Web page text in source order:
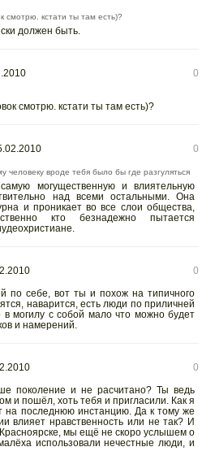
смотрю. кстати ты там есть)?
должен быть.
0
смотрю. кстати ты там есть)?
0
человеку вроде тебя было бы где разгуляться
могущественную и влиятельную
над всеми остальными. Она
и проникает во все слои общества,
кто безнадежно пытается
0
по себе, вот ты и похож на типичного
наварится, есть люди по приличней
в могилу с собой мало что можно будет
и намерений.
0
поколение и не расчитано? Ты ведь
и пошёл, хоть тебя и пригласили. Как я
на последнюю инстанцию. Да к тому же
влияет нравственность или не так? И
мы ещё не скоро услышем о
использовали нечестные люди, и